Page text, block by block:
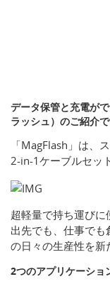
データ保管と充電が
ラッシュ）のご紹介で
「MagFlash」は、
2-in-1ケーブルセッ
超軽量で持ち運び
出先でも、仕事で
の日々の生産性を新
2つのアプリケーショ